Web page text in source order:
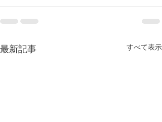
最新記事 すべて表示